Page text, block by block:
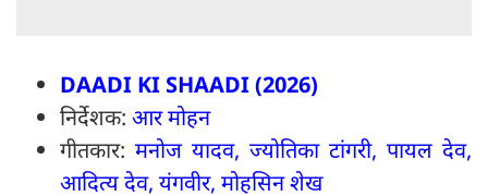
DAADI KI SHAADI (2026)
निर्देशक: आर मोहन
गीतकार: मनोज यादव, ज्योतिका टांगरी, पायल देव,
आदित्य देव, यंगवीर, मोहसिन शेख